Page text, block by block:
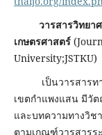
วารสารวิทยา
เกษตรศาสตร์
University;JSTKU)
เป็นวารสารทาง
เขตกําแพงแสน มีวัต
และบทความทางวิช
ตามเกณฑ์วารสารร